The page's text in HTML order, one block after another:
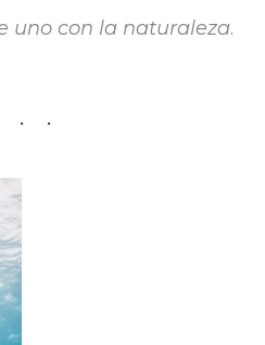
uno con la naturaleza.